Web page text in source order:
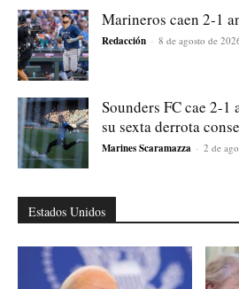
Marineros caen 2-1
Redacción - 8 de agosto de
Sounders FC cae 2-1
su sexta derrota
Marines Scaramazza - 2 de
Estados Unidos